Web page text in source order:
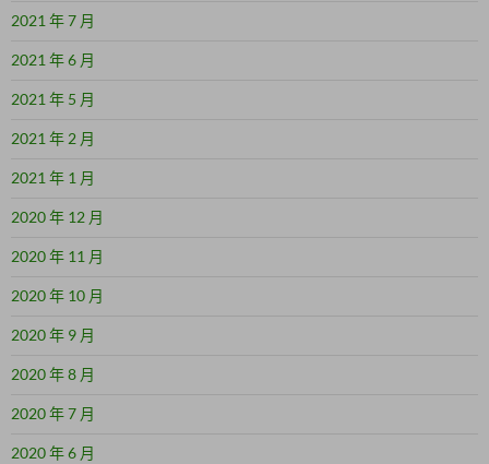
2021 年 7 月
2021 年 6 月
2021 年 5 月
2021 年 2 月
2021 年 1 月
2020 年 12 月
2020 年 11 月
2020 年 10 月
2020 年 9 月
2020 年 8 月
2020 年 7 月
2020 年 6 月